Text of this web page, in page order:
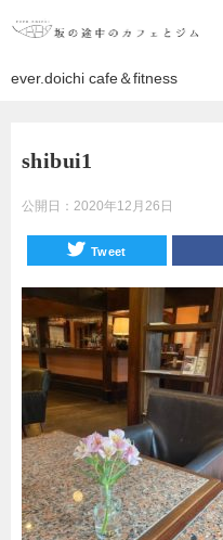
ever.doichi cafe＆fitness
shibui1
公開日： 2020年12月26日
Tweet